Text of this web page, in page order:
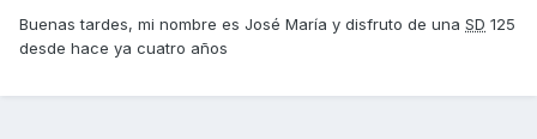
Buenas tardes, mi nombre es José María y disfruto de una SD 125
desde hace ya cuatro años